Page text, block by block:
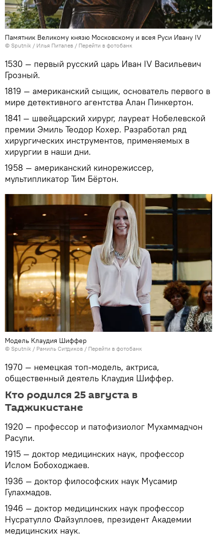
Памятник Великому князю Московскому и всея Руси Ивану IV
© Sputnik / Илья Питалев / Перейти в фотобанк
1530 — первый русский царь Иван IV Васильевич
Грозный.
1819 — американский сыщик, основатель первого в
мире детективного агентства Алан Пинкертон.
1841 — швейцарский хирург, лауреат Нобелевской
премии Эмиль Теодор Кохер. Разработал ряд
хирургических инструментов, применяемых в
хирургии в наши дни.
1958 — американский кинорежиссер,
мультипликатор Тим Бёртон.
Модель Клаудия Шиффер
© Sputnik / Рамиль Ситдиков / Перейти в фотобанк
1970 — немецкая топ-модель, актриса,
общественный деятель Клаудия Шиффер.
Кто родился 25 августа в
Таджикистане
1920 — профессор и патофизиолог Мухаммадчон
Расули.
1915 — доктор медицинских наук, профессор
Ислом Бобоходжаев.
1936 — доктор философских наук Мусамир
Гулахмадов.
1946 — доктор медицинских наук профессор
Нусратулло Файзуллоев, президент Академии
медицинских наук.